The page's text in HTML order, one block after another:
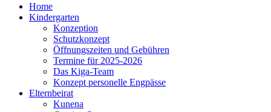
Home
Kindergarten
Konzeption
Schutzkonzept
Öffnungszeiten und Gebühren
Termine für 2025-2026
Das Kiga-Team
Konzept personelle Engpässe
Elternbeirat
Kunena